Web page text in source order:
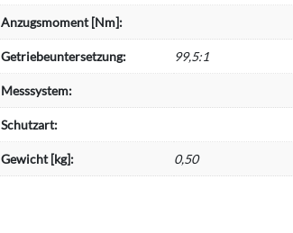
Anzugsmoment [Nm]:
Getriebeuntersetzung: 99,5:1
Messsystem:
Schutzart:
Gewicht [kg]: 0,50